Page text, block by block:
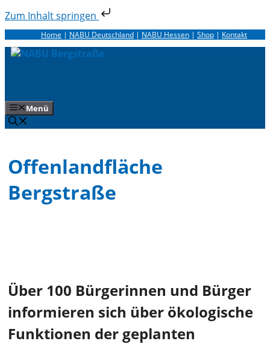
Zum Inhalt springen
Zum
Inhalt
springen
Home | NABU Deutschland | NABU Hessen | Shop | Kontakt
Menü
Offenlandfläche
Bergstraße
Über 100 Bürgerinnen und Bürger
informieren sich über ökologische
Funktionen der geplanten